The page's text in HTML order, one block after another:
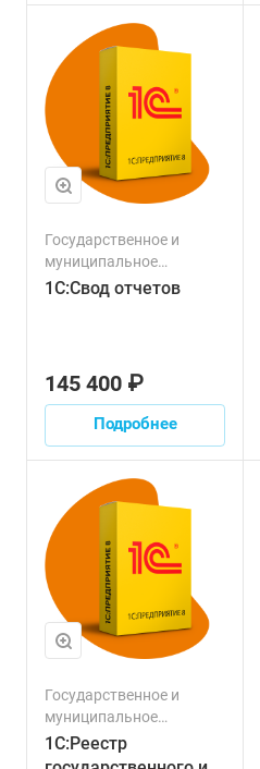
Государственное и
муниципальное
управление
1С:Свод отчетов
145 400 ₽
Подробнее
Государственное и
муниципальное
управление
1С:Реестр